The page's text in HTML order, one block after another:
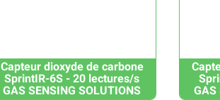
Capteur dioxyde de carbone
SprintIR-6S - 20 lectures/s
GAS SENSING SOLUTIONS GAS